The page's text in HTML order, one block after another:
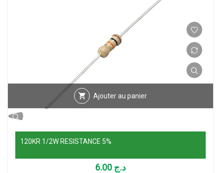
Ajouter au panier
120KR 1/2W RESISTANCE 5%
د.ج